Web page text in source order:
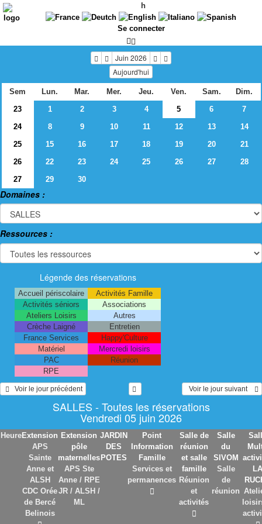
h
Se connecter
Juin 2026
Aujourd'hui
Sem Lun. Mar. Mer. Jeu. Ven. Sam.
Dim.
23
1 2 3 4 5 6
7
24
8 9 10 11 12 13
14
25
15 16 17 18 19 20
21
26
22 23 24 25 26 27
28
27
29 30
Domaines :
Ressources :
Légende des réservations
Accueil périscolaire
Activités Famille
Activités séniors
Associations
Ateliers Loisirs
Autres
Crèche Laigné
Entretien
France Services
Happy'Culture
Matériel
Mercredi loisirs
PAC
Réunion
RPE
   Voir le jour précédent
  Voir le jour suivant
SALLES - Toutes les réservations
Vendredi 05 juin 2026
HeureExtension
APS
Sainte
Anne et
ALSH
CDC Orée
de Bercé
Belinois
Extension
pôle
maternelles
APS Ste
Anne / RPE
JR / ALSH /
ML
JARDIN
DES
POTES
Point
Information
Famille
Services et
permanences
Salle de
réunion
et salle
famille
Réunion
et
activités
Salle
du
SIVOM
Salle
de
réunion
LA